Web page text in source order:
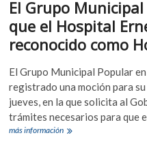
El Grupo
que el Hospital
reconocido como
El Grupo Municipal Popular
registrado una moción para
jueves, en la que solicita al
trámites necesarios para que
más informaciónEl